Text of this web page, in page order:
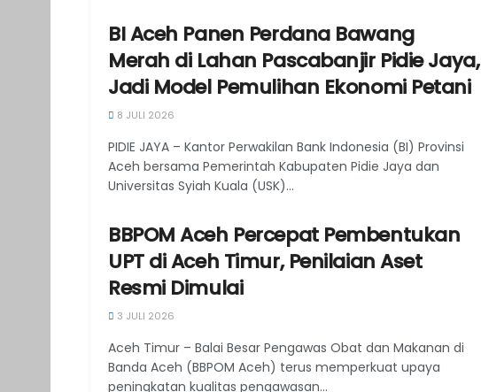
BI Aceh Panen Perdana Bawang
Merah di Lahan Pascabanjir Pidie Jaya,
Jadi Model Pemulihan Ekonomi Petani
8 JULI 2026
PIDIE JAYA – Kantor Perwakilan Bank Indonesia (BI) Provinsi
Aceh bersama Pemerintah Kabupaten Pidie Jaya dan
Universitas Syiah Kuala (USK)...
BBPOM Aceh Percepat Pembentukan
UPT di Aceh Timur, Penilaian Aset
Resmi Dimulai
3 JULI 2026
Aceh Timur – Balai Besar Pengawas Obat dan Makanan di
Banda Aceh (BBPOM Aceh) terus memperkuat upaya
peningkatan kualitas pengawasan...